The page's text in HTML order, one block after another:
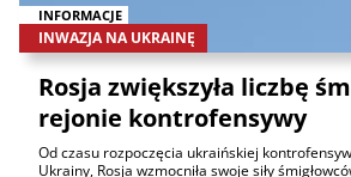
INFORMACJE
INWAZJA NA UKRAINĘ
Rosja zwiększyła liczbę
rejonie kontrofensywy
Od czasu rozpoczęcia ukraińskiej
Ukrainy, Rosja wzmocniła swoje siły